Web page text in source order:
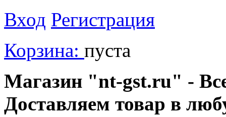
Вход Регистрация
Корзина: пуста
Магазин "nt-gst.ru" -
Доставляем товар в